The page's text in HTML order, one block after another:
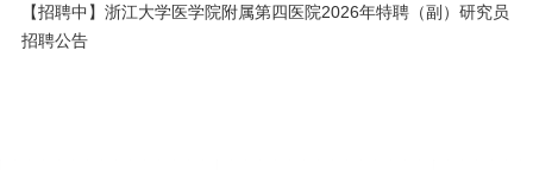
【招聘中】浙江大学医学院附属第四医院2026年特聘（副）研究员
招聘公告